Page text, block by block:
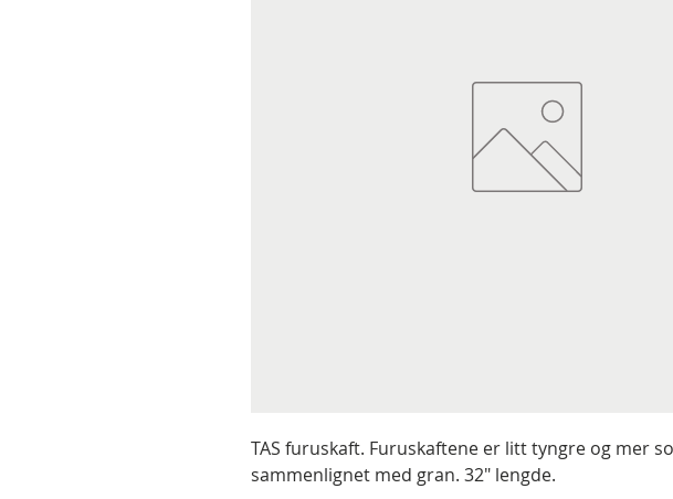
TAS furuskaft. Furuskaftene er litt tyngre og mer
sammenlignet med gran. 32" lengde.